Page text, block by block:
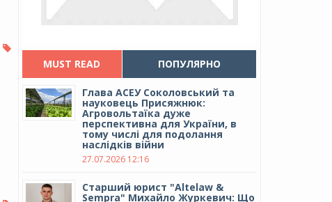
MUST READ ПОПУЛЯРНО
Глава АСЕУ Соколовський та
науковець Присяжнюк:
Агровольтаїка дуже
перспективна для України, в
тому числі для подолання
наслідків війни
27.07.2026 12:16
Cтарший юрист "Altelaw &
Sempra" Михайло Журкевич: Що